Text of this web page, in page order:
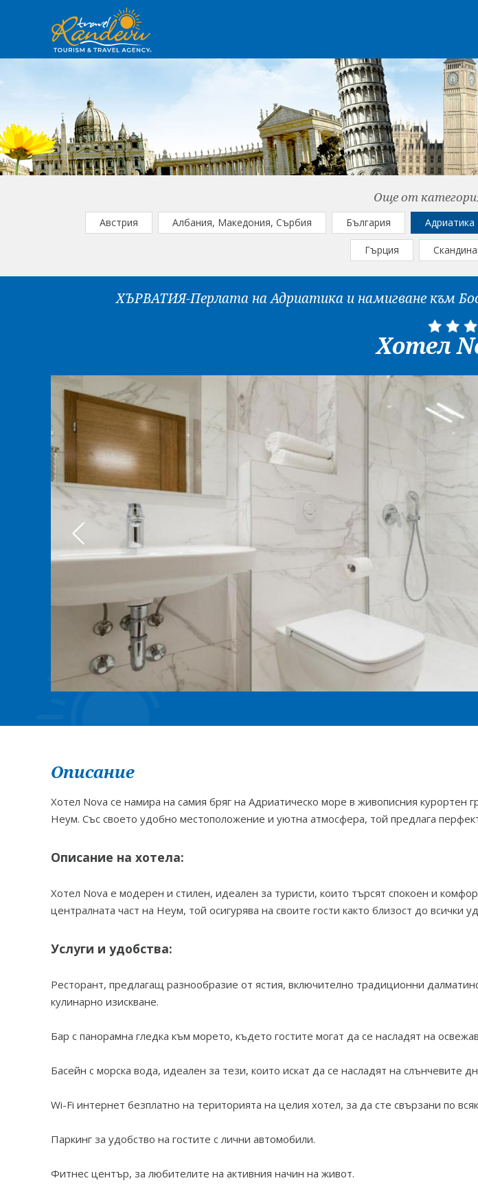
Още от
Австрия Албания, Македония, Сърбия България Адриатика
Гърция
ХЪРВАТИЯ-Перлата на Адриатика и намигване към
Хотел
Описание
Хотел Nova се намира на самия бряг на Адриатическо море в живописния курортен
Неум. Със своето удобно местоположение и уютна атмосфера, той предлага
Описание на хотела:
Хотел Nova е модерен и стилен, идеален за туристи, които търсят спокоен и
централната част на Неум, той осигурява на своите гости както близост до всички
Услуги и удобства:
Ресторант, предлагащ разнообразие от ястия, включително традиционни
кулинарно изискване.
Бар с панорамна гледка към морето, където гостите могат да се насладят на
Басейн с морска вода, идеален за тези, които искат да се насладят на слънчевите
Wi-Fi интернет безплатно на територията на целия хотел, за да сте свързани по
Паркинг за удобство на гостите с лични автомобили.
Фитнес център, за любителите на активния начин на живот.